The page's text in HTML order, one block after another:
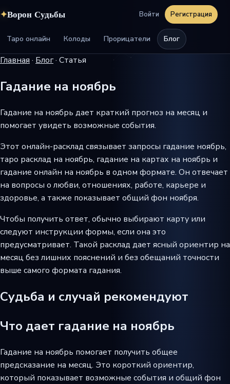
✦Ворон Судьбы
Таро онлайн Колоды Прорицатели Блог
Войти Регистрация
Главная · Блог· Статья
Гадание на ноябрь
Гадание на ноябрь дает краткий прогноз на месяц и
помогает увидеть возможные события.
Этот онлайн-расклад связывает запросы гадание ноябрь,
таро расклад на ноябрь, гадание на картах на ноябрь и
гадание онлайн на ноябрь в одном формате. Он отвечает
на вопросы о любви, отношениях, работе, карьере и
здоровье, а также показывает общий фон ноября.
Чтобы получить ответ, обычно выбирают карту или
следуют инструкции формы, если она это
предусматривает. Такой расклад дает ясный ориентир на
месяц без лишних пояснений и без обещаний точности
выше самого формата гадания.
Судьба и случай рекомендуют
Что дает гадание на ноябрь
Гадание на ноябрь помогает получить общее
предсказание на месяц. Это короткий ориентир,
который показывает возможные события и общий фон